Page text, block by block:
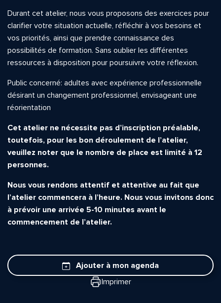
Durant cet atelier, nous vous proposons des exercices pour
clarifier votre situation actuelle, réfléchir à vos besoins et
vos priorités, ainsi que prendre connaissance des
possibilités de formation. Sans oublier les différentes
ressources à disposition pour poursuivre votre réflexion.
Public concerné: adultes avec expérience professionnelle
désirant un changement professionnel, envisageant une
réorientation.
Cet atelier ne nécessite pas d’inscription préalable,
toutefois, pour les bon déroulement de l’atelier,
veuillez noter que le nombre de place est limité à 12
personnes.
Nous vous rendons attentif et attentive au fait que
l’atelier commencera à l’heure. Nous vous invitons donc
à prévoir une arrivée 5-10 minutes avant le
commencement de l’atelier.
Ajouter à mon agenda
Imprimer